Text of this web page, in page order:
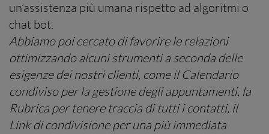
un’assistenza più umana rispetto ad algoritmi o
chat bot.
Abbiamo poi cercato di favorire le relazioni
ottimizzando alcuni strumenti a seconda delle
esigenze dei nostri clienti, come il Calendario
condiviso per la gestione degli appuntamenti, la
Rubrica per tenere traccia di tutti i contatti, il
Link di condivisione per una più immediata